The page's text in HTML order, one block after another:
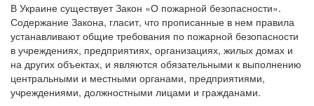
В Украине существует Закон «О пожарной безопасности».
Содержание Закона, гласит, что прописанные в нем правила
устанавливают общие требования по пожарной безопасности
в учреждениях, предприятиях, организациях, жилых домах и
на других объектах, и являются обязательными к выполнению
центральными и местными органами, предприятиями,
учреждениями, должностными лицами и гражданами.